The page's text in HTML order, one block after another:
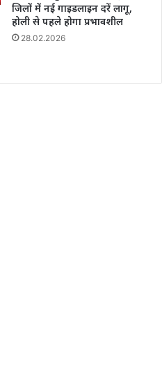
जिलों में नई गाइडलाइन दरें लागू,
होली से पहले होगा प्रभावशील
28.02.2026